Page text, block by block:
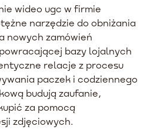
wideo ugc w firmie
narzędzie do obniżania
nowych zamówień
bazy lojalnych
relacje z procesu
paczek i codziennego
budują zaufanie,
za pomocą
zdjęciowych.